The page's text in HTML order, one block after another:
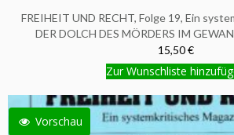
FREIHEIT UND RECHT, Folge 19, Ein
DER DOLCH DES MÖRDERS IM
15,50 €
Zur Wunschliste
Vorschau